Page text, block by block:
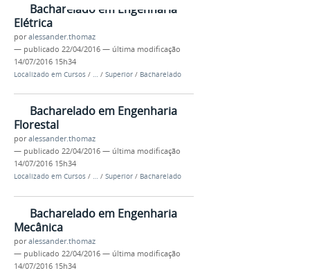
Bacharelado em Engenharia
Elétrica
poralessander.thomaz
— publicado 22/04/2016 — última modificação
14/07/2016 15h34
Localizado em Cursos / / Superior / Bacharelado
Bacharelado em Engenharia
Florestal
poralessander.thomaz
— publicado 22/04/2016 — última modificação
14/07/2016 15h34
Localizado em Cursos / … / Superior / Bacharelado
Bacharelado em Engenharia
Mecânica
poralessander.thomaz
— publicado 22/04/2016 — última modificação
14/07/2016 15h34